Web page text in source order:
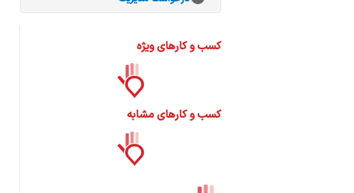
کسب و کارهای ویژه
کسب و کارهای مشابه